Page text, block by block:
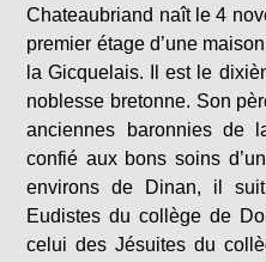
Chateaubriand naît le 4
premier étage d’une
la Gicquelais. Il est le
noblesse bretonne. Son
anciennes baronnies de
confié aux bons soins
environs de Dinan, il suit
Eudistes du collège de
celui des Jésuites du